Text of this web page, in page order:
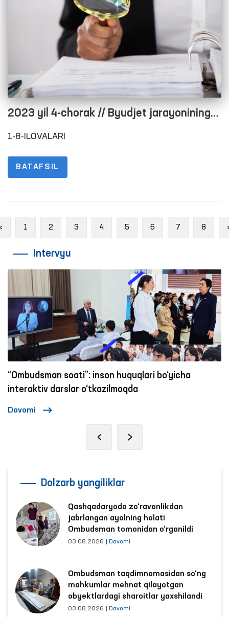
2023 yil 4-chorak // Byudjet jarayonining
ochiqligini taʼminlash maqsadida rasmiy
tartibi to‘g‘risidagi nizomning 1-8-
ILOVALARI
1-8-ILOVALARI
BATAFSIL
Previous
1 2 3 4 5 6 7 8
Intervyu
“Ombudsman soati”: inson huquqlari bo‘yicha
interaktiv darslar o‘tkazilmoqda
Davomi
‹ ›
Dolzarb yangiliklar
Qashqadaryoda zo‘ravonlikdan
jabrlangan ayolning holati
Ombudsman tomonidan o‘rganildi
03.08.2026 Davomi
Ombudsman taqdimnomasidan so‘ng
mahkumlar mehnat qilayotgan
obyektlardagi sharoitlar yaxshilandi
03.08.2026 Davomi